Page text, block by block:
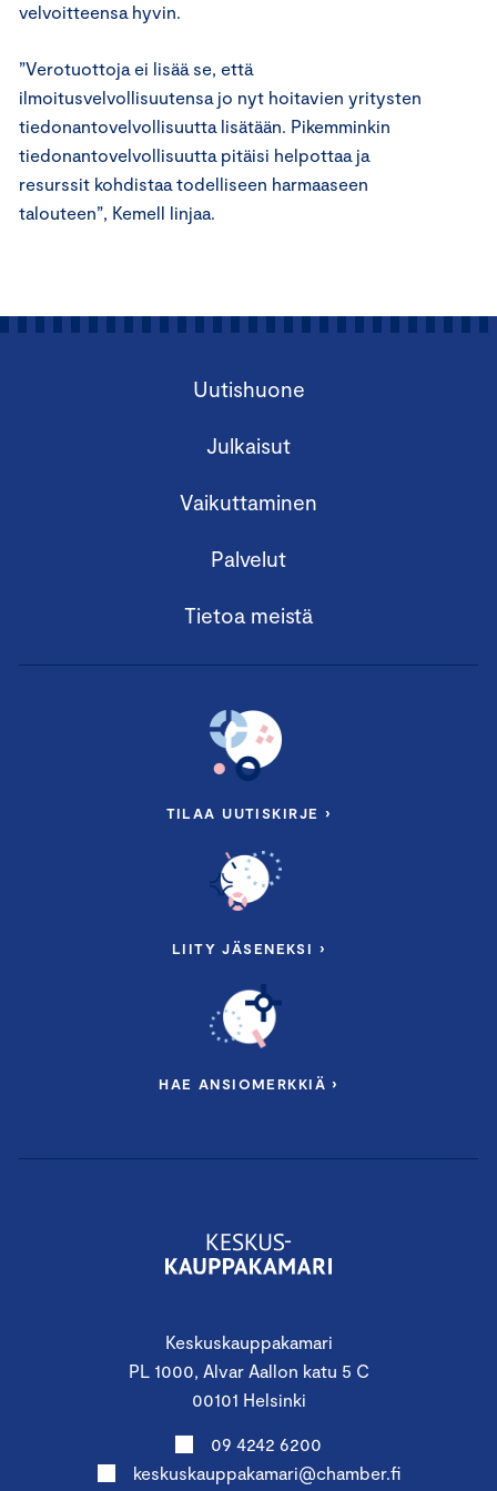
velvoitteensa hyvin.
”Verotuottoja ei lisää se, että
ilmoitusvelvollisuutensa jo nyt hoitavien yritysten
tiedonantovelvollisuutta lisätään. Pikemminkin
tiedonantovelvollisuutta pitäisi helpottaa ja
resurssit kohdistaa todelliseen harmaaseen
talouteen”, Kemell linjaa.
Keskuskauppakamari
PL 1000, Alvar Aallon katu 5 C
00101 Helsinki
09 4242 6200
keskuskauppakamari@chamber.fi
Uutishuone
Julkaisut
Vaikuttaminen
Palvelut
Tietoa meistä
TILAA UUTISKIRJE ›
LIITY JÄSENEKSI ›
HAE ANSIOMERKKIÄ ›